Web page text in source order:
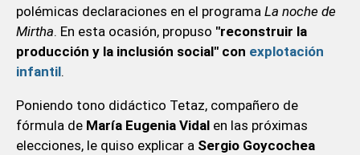
polémicas declaraciones en el programa La noche de
Mirtha. En esta ocasión, propuso "reconstruir la
producción y la inclusión social" con explotación
infantil.
Poniendo tono didáctico Tetaz, compañero de
fórmula de María Eugenia Vidal en las próximas
elecciones, le quiso explicar a Sergio Goycochea